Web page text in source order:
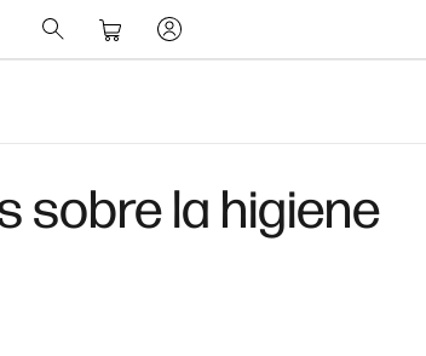
sobre la higiene